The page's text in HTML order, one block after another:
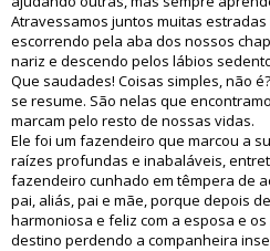
Atravessamos juntos muitas
escorrendo pela aba dos nossos
nariz e descendo pelos lábios
Que saudades! Coisas simples, não
se resume. São nelas que
marcam pelo resto de nossas vidas.
Ele foi um fazendeiro que marcou a
raízes profundas e inabaláveis,
fazendeiro cunhado em têmpera de
pai, aliás, pai e mãe, porque depois
harmoniosa e feliz com a esposa e
destino perdendo a companheira